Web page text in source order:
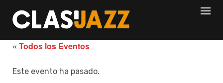
content
« Todos los Eventos
Este evento ha pasado.